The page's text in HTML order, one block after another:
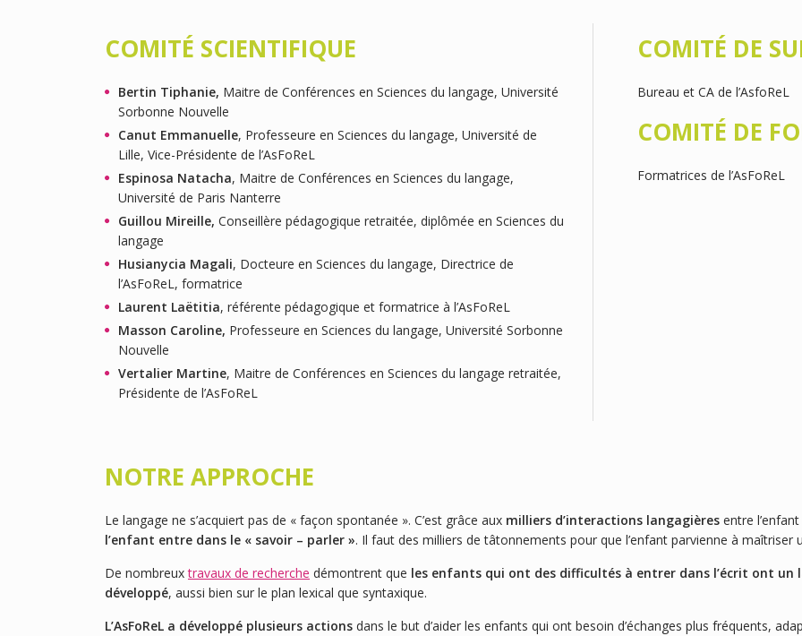
COMITÉ SCIENTIFIQUE
Bertin Tiphanie, Maitre de Conférences en Sciences du langage, Université
Sorbonne Nouvelle
Canut Emmanuelle, Professeure en Sciences du langage, Université de
Lille, Vice-Présidente de l’AsFoReL
Espinosa Natacha, Maitre de Conférences en Sciences du langage,
Université de Paris Nanterre
Guillou Mireille, Conseillère pédagogique retraitée, diplômée en Sciences du
langage
Husianycia Magali, Docteure en Sciences du langage, Directrice de
l’AsFoReL, formatrice
Laurent Laëtitia, référente pédagogique et formatrice à l’AsFoReL
Masson Caroline, Professeure en Sciences du langage, Université Sorbonne
Nouvelle
Vertalier Martine, Maitre de Conférences en Sciences du langage retraitée,
Présidente de l’AsFoReL
COMITÉ DE
Bureau et CA de l’AsfoReL
COMITÉ DE
Formatrices de l’AsFoReL
NOTRE APPROCHE
Le langage ne s’acquiert pas de « façon spontanée ». C’est grâce aux milliers d’interactions langagières entre
l’enfant entre dans le « savoir – parler ». Il faut des milliers de tâtonnements pour que l’enfant parvienne à
De nombreuxtravaux de recherche démontrent que les enfants qui ont des difficultés à entrer dans l’écrit ont un
développé, aussi bien sur le plan lexical que syntaxique.
L’AsFoReL a développé plusieurs actions dans le but d’aider les enfants qui ont besoin d’échanges plus fréquents,